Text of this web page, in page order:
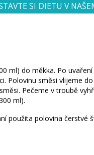
SI DIETU V
ml) do měkka. Po
Polovinu směsi vlijeme
Pečeme v troubě
ml).
použita polovina čerstvé